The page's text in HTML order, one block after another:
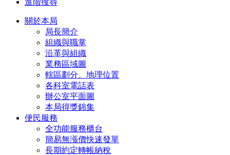
關於本局
局長簡介
組織與職掌
沿革與組織
業務區域圖
轄區劃分、地理位置
各科室電話表
辦公室平面圖
本局得獎錦集
便民服務
全功能服務櫃台
簡易無漲價快速發單
長期約定轉帳納稅